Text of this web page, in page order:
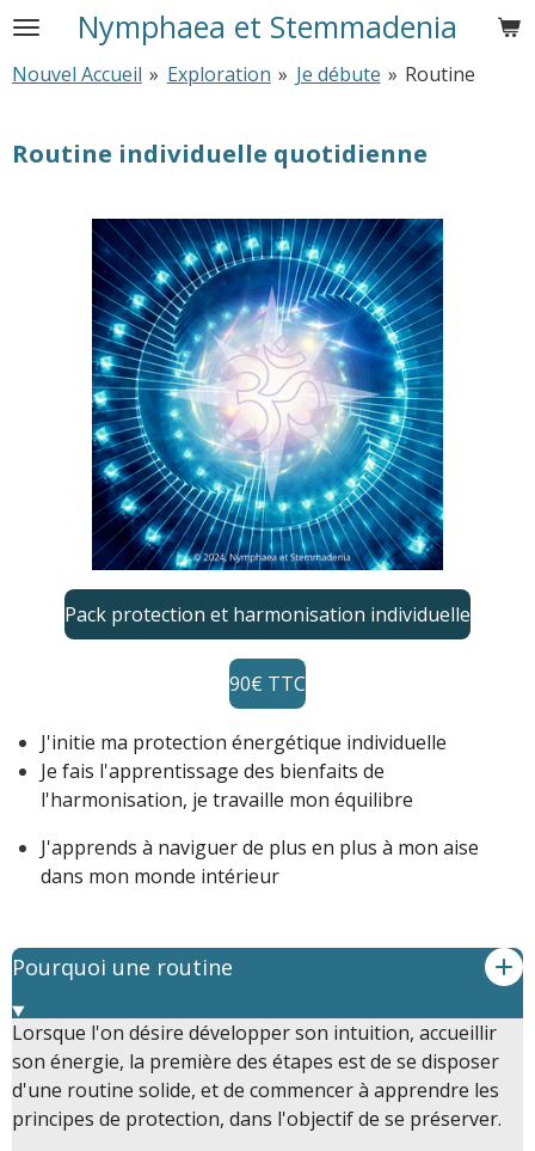
Passer
contenu
Nymphaea et Stemmadenia
Nouvel Accueil » Exploration » Je débute » Routine
Routine individuelle quotidienne
Pack protection et harmonisation individuelle
90€ TTC
J'initie ma protection énergétique individuelle
Je fais l'apprentissage des bienfaits de
l'harmonisation, je travaille mon équilibre
J'apprends à naviguer de plus en plus à mon aise
dans mon monde intérieur
Pourquoi une routine
Lorsque l'on désire développer son intuition, accueillir
son énergie, la première des étapes est de se disposer
d'une routine solide, et de commencer à apprendre les
principes de protection, dans l'objectif de se préserver.